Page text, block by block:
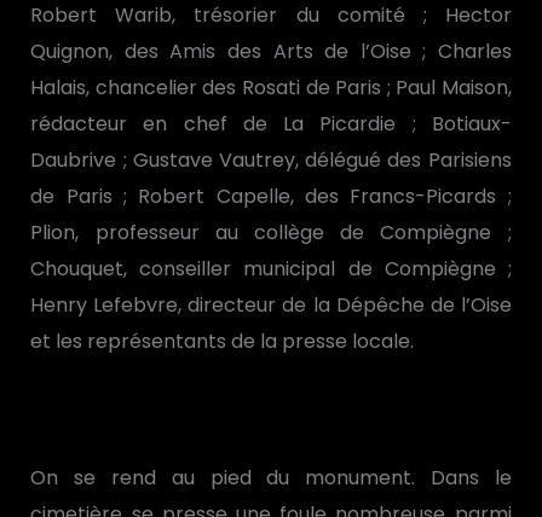
Robert Warib, trésorier du comité ; Hector
Quignon, des Amis des Arts de l’Oise ; Charles
Halais, chancelier des Rosati de Paris ; Paul Maison,
rédacteur en chef de La Picardie ; Botiaux-
Daubrive ; Gustave Vautrey, délégué des Parisiens
de Paris ; Robert Capelle, des Francs-Picards ;
Plion, professeur au collège de Compiègne ;
Chouquet, conseiller municipal de Compiègne ;
Henry Lefebvre, directeur de la Dépêche de l’Oise
et les représentants de la presse locale.
On se rend au pied du monument. Dans le